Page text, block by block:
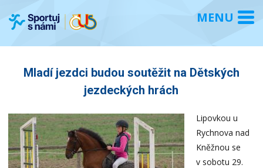
Mladí jezdci budou soutěžit na Dětských
jezdeckých hrách
Lipovkou u
Rychnova nad
Kněžnou se
v sobotu 29.